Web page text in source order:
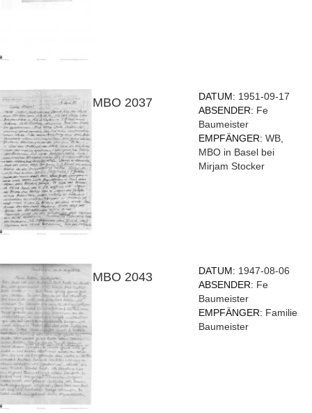
MBO 2037 DATUM: 1951-09-17
ABSENDER: Fe
Baumeister
EMPFÄNGER:WB,
MBO in Basel bei
Mirjam Stocker
MBO 2043 DATUM: 1947-08-06
ABSENDER: Fe
Baumeister
EMPFÄNGER: Familie
Baumeister